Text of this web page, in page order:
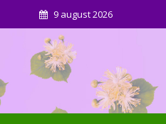
9 august 2026